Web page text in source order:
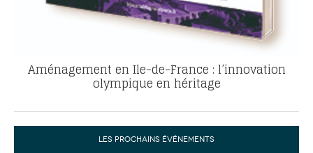
Aménagement en Ile-de-France : l’innovation
olympique en héritage
LES PROCHAINS ÉVÉNEMENTS